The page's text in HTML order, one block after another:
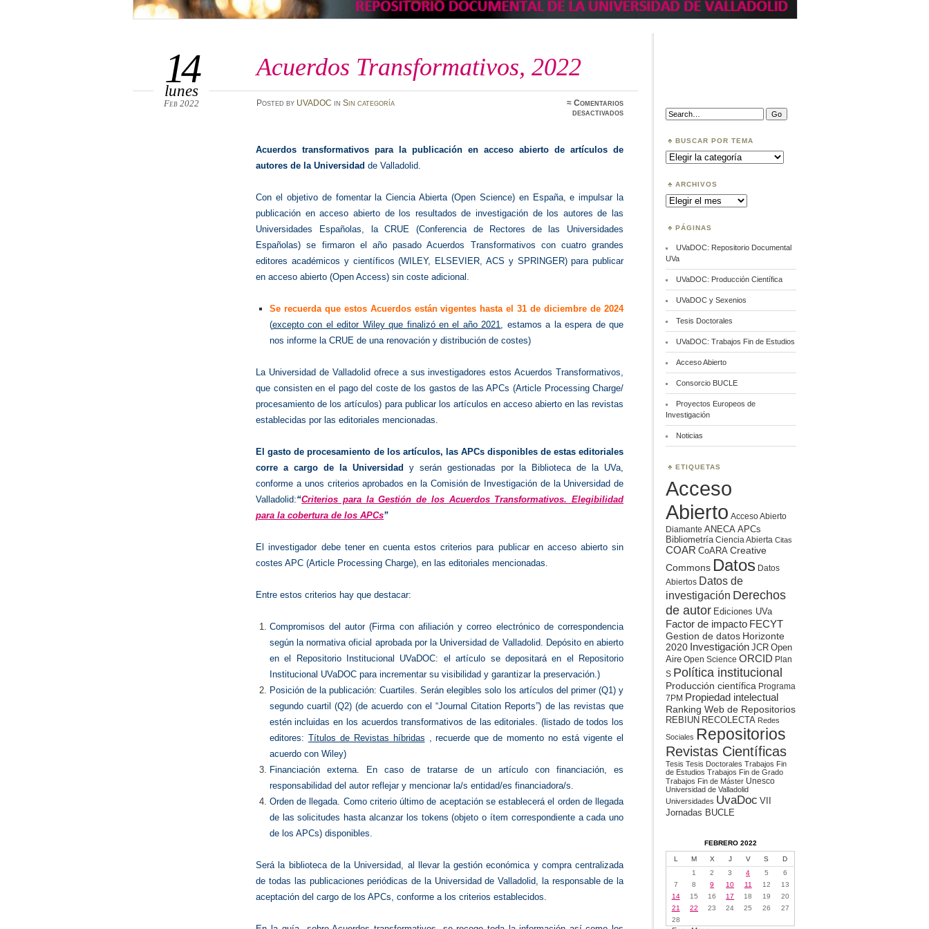
Acuerdos Transformativos, 2022
14
lunes
Feb 2022 Posted by UVADOC in Sin categoría ≈Comentarios
desactivadosen
Acuerdos transformativos para la publicación en acceso abierto de artículos de
autores de la Universidad de Valladolid.
Con el objetivo de fomentar la Ciencia Abierta (Open Science) en España, e impulsar la
publicación en acceso abierto de los resultados de investigación de los autores de las
Universidades Españolas, la CRUE (Conferencia de Rectores de las Universidades
Españolas) se firmaron el año pasado Acuerdos Transformativos con cuatro grandes
editores académicos y científicos (WILEY, ELSEVIER, ACS y SPRINGER) para publicar
en acceso abierto (Open Access) sin coste adicional.
Se recuerda que estos Acuerdos están vigentes hasta el 31 de diciembre de 2024
(excepto con el editor Wiley que finalizó en el año 2021, estamos a la espera de que
nos informe la CRUE de una renovación y distribución de costes)
La Universidad de Valladolid ofrece a sus investigadores estos Acuerdos Transformativos,
que consisten en el pago del coste de los gastos de las APCs (Article Processing Charge/
procesamiento de los artículos) para publicar los artículos en acceso abierto en las revistas
establecidas por las editoriales mencionadas.
El gasto de procesamiento de los artículos, las APCs disponibles de estas editoriales
corre a cargo de la Universidad
y serán gestionadas por la Biblioteca de la UVa,
conforme a unos criterios aprobados en la Comisión de Investigación de la Universidad de
Valladolid:“Criterios para la Gestión de los Acuerdos Transformativos. Elegibilidad
para la cobertura de los APCs”
El investigador debe tener en cuenta estos criterios para publicar en acceso abierto sin
costes APC (Article Processing Charge), en las editoriales mencionadas.
Entre estos criterios hay que destacar:
Compromisos del autor (Firma con afiliación y correo electrónico de correspondencia
según la normativa oficial aprobada por la Universidad de Valladolid. Depósito en abierto
en el Repositorio Institucional UVaDOC: el artículo se depositará en el Repositorio
Institucional UVaDOC para incrementar su visibilidad y garantizar la preservación.)
Posición de la publicación: Cuartiles. Serán elegibles solo los artículos del primer (Q1) y
segundo cuartil (Q2) (de acuerdo con el “Journal Citation Reports”) de las revistas que
estén incluidas en los acuerdos transformativos de las editoriales. (listado de todos los
editores: Títulos de Revistas híbridas , recuerde que de momento no está vigente el
acuerdo con Wiley)
Financiación externa. En caso de tratarse de un artículo con financiación, es
responsabilidad del autor reflejar y mencionar la/s entidad/es financiadora/s.
Orden de llegada. Como criterio último de aceptación se establecerá el orden de llegada
de las solicitudes hasta alcanzar los tokens (objeto o ítem correspondiente a cada uno
de los APCs) disponibles.
Será la biblioteca de la Universidad, al llevar la gestión económica y compra centralizada
de todas las publicaciones periódicas de la Universidad de Valladolid, la responsable de la
aceptación del cargo de los APCs, conforme a los criterios establecidos.
Search:
BUSCAR POR TEMA
Buscar
por
ARCHIVOS
Archivos
PÁGINAS
UVaDOC: Repositorio Documental
UVa
UVaDOC: Producción Científica
UVaDOC y Sexenios
Tesis Doctorales
UVaDOC: Trabajos Fin de Estudios
Acceso Abierto
Consorcio BUCLE
Proyectos Europeos de
Investigación
Noticias
ETIQUETAS
Acceso
Abierto Acceso Abierto
Diamante ANECA APCs
Bibliometría Ciencia Abierta Citas
COAR CoARA Creative
Commons Datos Datos
Abiertos Datos de
investigación Derechos
de autor Ediciones UVa
Factor de impacto FECYT
Gestion de datos Horizonte
2020 Investigación JCR Open
Aire Open Science ORCID Plan
S Política institucional
Producción científica Programa
7PM Propiedad intelectual
Ranking Web de Repositorios
REBIUN RECOLECTA Redes
Sociales Repositorios
Revistas Científicas
Tesis Tesis Doctorales Trabajos Fin
de Estudios Trabajos Fin de Grado
Trabajos Fin de Máster Unesco
Universidad de Valladolid
Universidades UvaDoc VII
Jornadas BUCLE
FEBRERO 2022
L M X J V S
D
1
2 3 4 5
6
7
8 9 10 11 12
13
14
15 16 17 18 19
20
21
22 23 24 25 26
27
28